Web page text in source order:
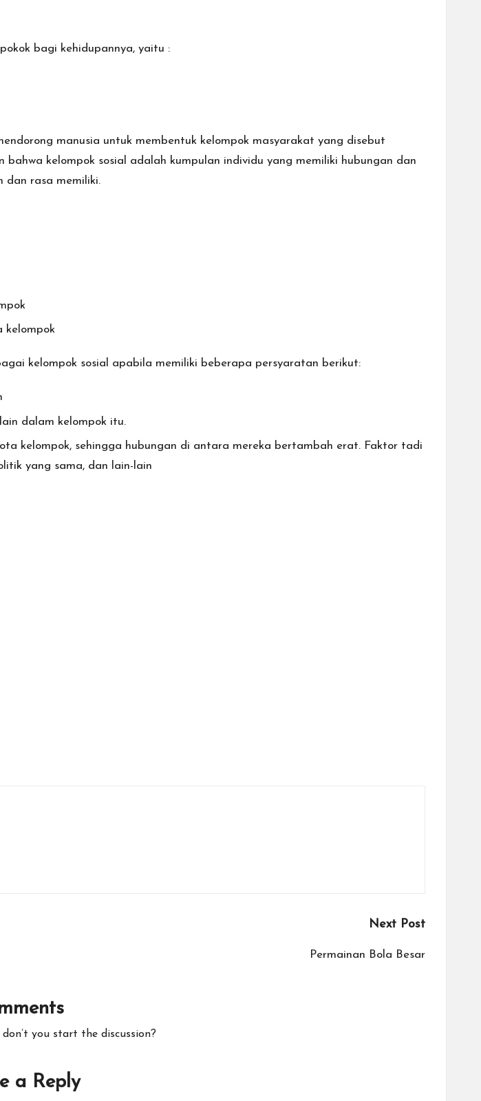
bagi kehidupannya, yaitu :
manusia untuk membentuk kelompok masyarakat yang disebut
kelompok sosial adalah kumpulan individu yang memiliki hubungan dan
dan rasa memiliki.
kelompok
kelompok sosial apabila memiliki beberapa persyaratan berikut:
dalam kelompok itu.
kelompok, sehingga hubungan di antara mereka bertambah erat. Faktor tadi
yang sama, dan lain-lain
Next Post
Permainan Bola Besar
you start the discussion?
a Reply